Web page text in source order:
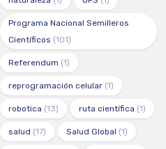
Programa Nacional Semilleros
Científicos (101)
Referendum (1)
reprogramación celular (1)
robotica (13) ruta científica (1)
salud (17) Salud Global (1)